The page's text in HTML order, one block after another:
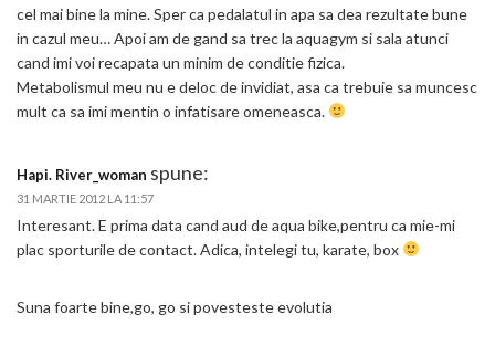
cel mai bine la mine. Sper ca pedalatul in apa sa dea rezultate bune
in cazul meu… Apoi am de gand sa trec la aquagym si sala atunci
cand imi voi recapata un minim de conditie fizica.
Metabolismul meu nu e deloc de invidiat, asa ca trebuie sa muncesc
mult ca sa imi mentin o infatisare omeneasca.
Hapi. River_woman spune:
31 MARTIE 2012 LA 11:57
Interesant. E prima data cand aud de aqua bike,pentru ca mie-mi
plac sporturile de contact. Adica, intelegi tu, karate, box
Suna foarte bine,go, go si povesteste evolutia